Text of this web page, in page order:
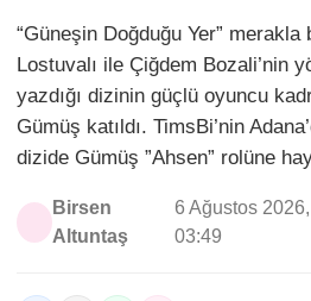
“Güneşin Doğduğu Yer” merakla
Lostuvalı ile Çiğdem Bozali’nin
yazdığı dizinin güçlü oyuncu
Gümüş katıldı. TimsBi’nin
dizide Gümüş ”Ahsen” rolüne
Birsen
Altuntaş
6 Ağustos
03:49